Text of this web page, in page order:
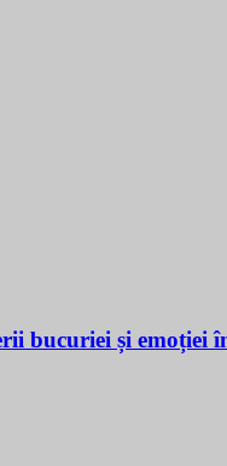
bucuriei și emoției